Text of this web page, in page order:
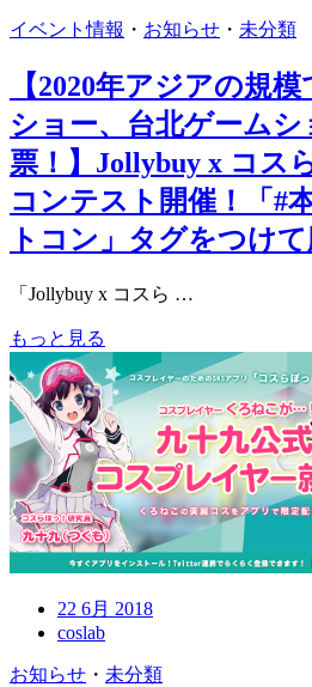
イベント情報 ・ お知らせ ・ 未分類
【2020年アジアの規
ショー、台北ゲームシ
票！】Jollybuy x コス
コンテスト開催！「#
トコン」タグをつけ
「Jollybuy x コスら …
もっと見る
22 6月 2018
coslab
お知らせ ・ 未分類